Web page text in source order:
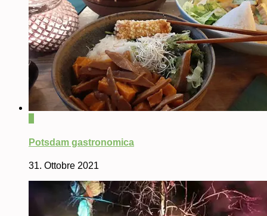
Potsdam gastronomica
31. Ottobre 2021